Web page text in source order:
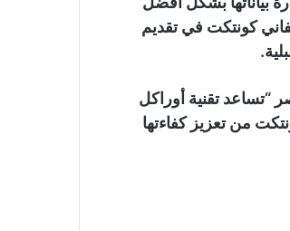
كونتكت في تقديم
“تساعد تقنية أوراكل
من تعزيز كفاءتها